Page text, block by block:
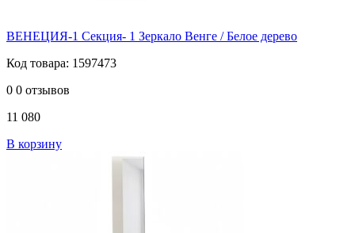
ВЕНЕЦИЯ-1 Секция- 1 Зеркало Венге / Белое дерево
Код товара: 1597473
0 0 отзывов
11 080
В корзину